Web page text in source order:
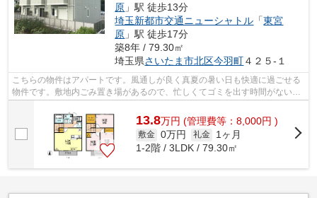
原 」駅 徒歩13分
埼玉新都市交通ニューシャトル 「東宮
原 」駅 徒歩17分
築8年 / 79.30㎡
埼玉県さいたま市北区今羽町４２５-１
こちらの物件はアパートです。風通しが良く真夏の暑い日も快適に過ごせる
物件です。敷地内ごみ置き場があるので、忙しくてゴミを出す時間がないと
いう方も安心です。築7年のイチオシ物...
13.8万円 (管理費等：8,000円 )
敷金 0万円 礼金
1ヶ月
1‐2階 / 3LDK / 79.30㎡